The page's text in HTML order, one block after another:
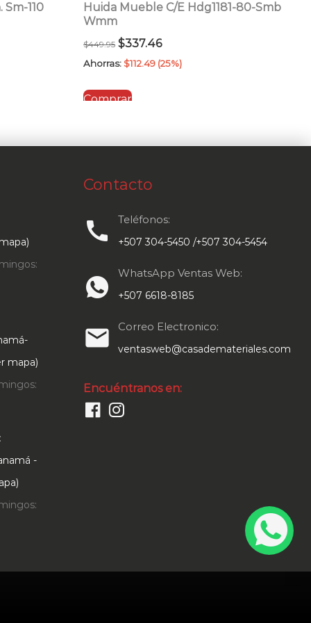
110
Huida Mueble C/E Hdg1181-80-Smb
Wmm
$449.95 El
precio
era:
$337.46El
precio
Ahorras: $112.49 (25%)
Comprar
mapa)
-
Contacto
call Teléfonos:
+507 304-5450 /+507 304-5454
WhatsApp Ventas Web:
+507 6618-8185
email Correo Electronico:
ventasweb@casademateriales.com
Encuéntranos en: